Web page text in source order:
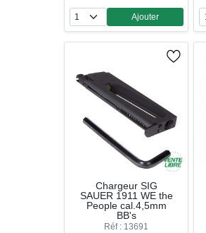
Quantité
Ajouter
Chargeur SIG
SAUER 1911 WE the
People cal.4,5mm
BB's
Réf : 13691